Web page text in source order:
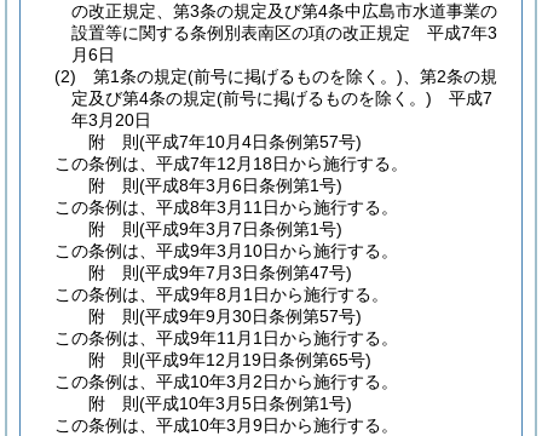
の改正規定、第3条の規定及び第4条中広島市水道事業の
設置等に関する条例別表南区の項の改正規定 平成7年3
月6日
(2)
第1条の規定(前号に掲げるものを除く。) 、第2条の規
定及び第4条の規定(前号に掲げるものを除く。) 平成7
年3月20日
附 則(平成7年10月4日条例第57号)
この条例は、平成7年12月18日から施行する。
附 則(平成8年3月6日条例第1号)
この条例は、平成8年3月11日から施行する。
附 則(平成9年3月7日条例第1号)
この条例は、平成9年3月10日から施行する。
附 則(平成9年7月3日条例第47号)
この条例は、平成9年8月1日から施行する。
附 則(平成9年9月30日条例第57号)
この条例は、平成9年11月1日から施行する。
附 則(平成9年12月19日条例第65号)
この条例は、平成10年3月2日から施行する。
附 則(平成10年3月5日条例第1号)
この条例は、平成10年3月9日から施行する。